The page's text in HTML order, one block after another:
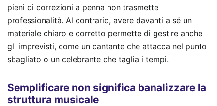
pieni di correzioni a penna non trasmette
professionalità. Al contrario, avere davanti a sé un
materiale chiaro e corretto permette di gestire anche
gli imprevisti, come un cantante che attacca nel punto
sbagliato o un celebrante che taglia i tempi.
Semplificare non significa banalizzare la
struttura musicale